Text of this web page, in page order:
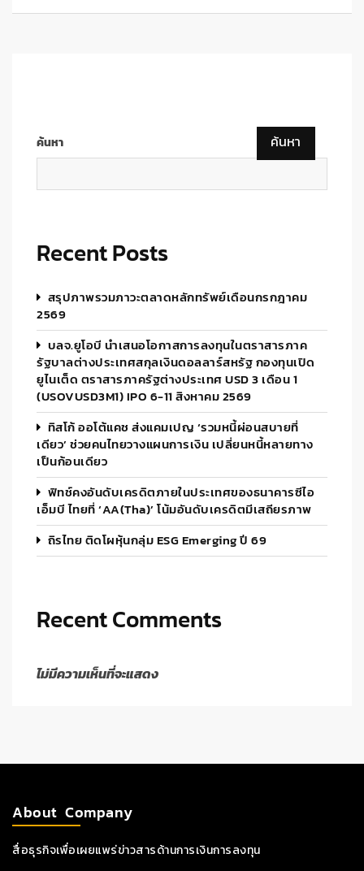
ค้นหา ค้นหา
Recent Posts
สรุปภาพรวมภาวะตลาดหลักทรัพย์เดือนกรกฎาคม
2569
บลจ.ยูโอบี นำเสนอโอกาสการลงทุนในตราสารภาค
รัฐบาลต่างประเทศสกุลเงินดอลลาร์สหรัฐ กองทุนเปิด
ยูไนเต็ด ตราสารภาครัฐต่างประเทศ USD 3 เดือน 1
(USOVUSD3M1) IPO 6-11 สิงหาคม 2569
ทิสโก้ ออโต้แคช ส่งแคมเปญ ‘รวมหนี้ผ่อนสบายที่
เดียว’ ช่วยคนไทยวางแผนการเงิน เปลี่ยนหนี้หลายทาง
เป็นก้อนเดียว
ฟิทช์คงอันดับเครดิตภายในประเทศของธนาคารซีไอ
เอ็มบี ไทยที่ ‘AA(tha)’ โน้มอันดับเครดิตมีเสถียรภาพ
ถิรไทย ติดโผหุ้นกลุ่ม ESG Emerging ปี 69
Recent Comments
ไม่มีความเห็นที่จะแสดง
About Company
สื่อธุรกิจเพื่อเผยแพร่ข่าวสารด้านการเงินการลงทุน